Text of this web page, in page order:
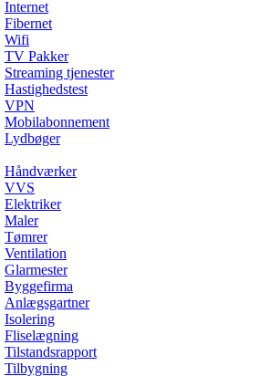
Internet
Fibernet
Wifi
TV Pakker
Streaming tjenester
Hastighedstest
VPN
Mobilabonnement
Lydbøger
Håndværker
VVS
Elektriker
Maler
Tømrer
Ventilation
Glarmester
Byggefirma
Anlægsgartner
Isolering
Fliselægning
Tilstandsrapport
Tilbygning